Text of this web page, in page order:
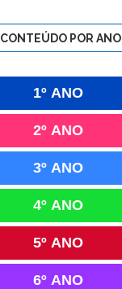
CONTEÚDO POR ANO
1º ANO
2º ANO
3º ANO
4º ANO
5º ANO
6º ANO